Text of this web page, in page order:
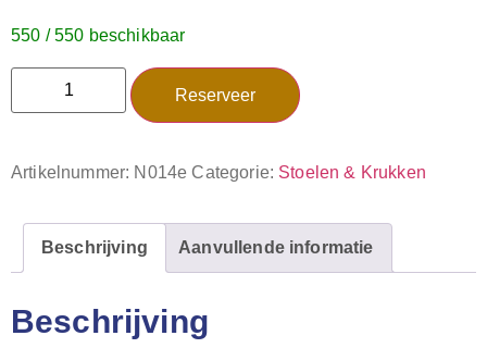
550 / 550 beschikbaar
Reserveer
Artikelnummer: N014e Categorie: Stoelen & Krukken
Beschrijving Aanvullende informatie
Beschrijving